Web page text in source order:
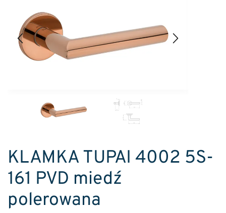
KLAMKA TUPAI 4002 5S-
161 PVD miedź
polerowana